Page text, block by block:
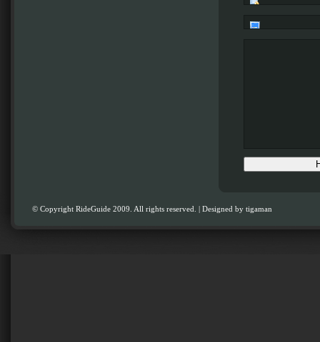
© Copyright RideGuide 2009. All rights reserved. | Designed by tigaman